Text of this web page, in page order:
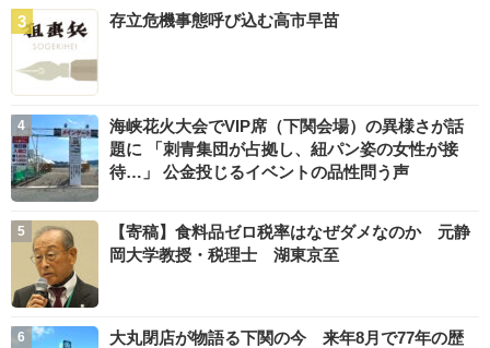
存立危機事態呼び込む高市早苗
海峡花火大会でVIP席（下関会場）の異様さが話
題に 「刺青集団が占拠し、紐パン姿の女性が接
待…」 公金投じるイベントの品性問う声
【寄稿】食料品ゼロ税率はなぜダメなのか 元静
岡大学教授・税理士 湖東京至
大丸閉店が物語る下関の今 来年8月で77年の歴